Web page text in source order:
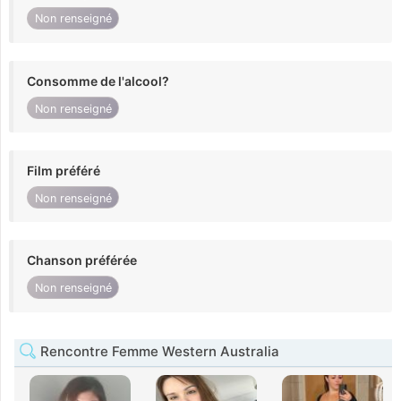
Non renseigné
Consomme de l'alcool?
Non renseigné
Film préféré
Non renseigné
Chanson préférée
Non renseigné
Rencontre Femme Western Australia